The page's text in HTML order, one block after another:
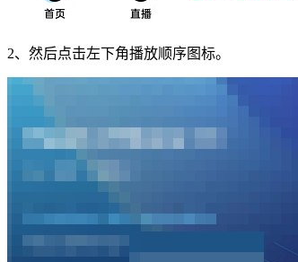
2、然后点击左下角播放顺序图标。